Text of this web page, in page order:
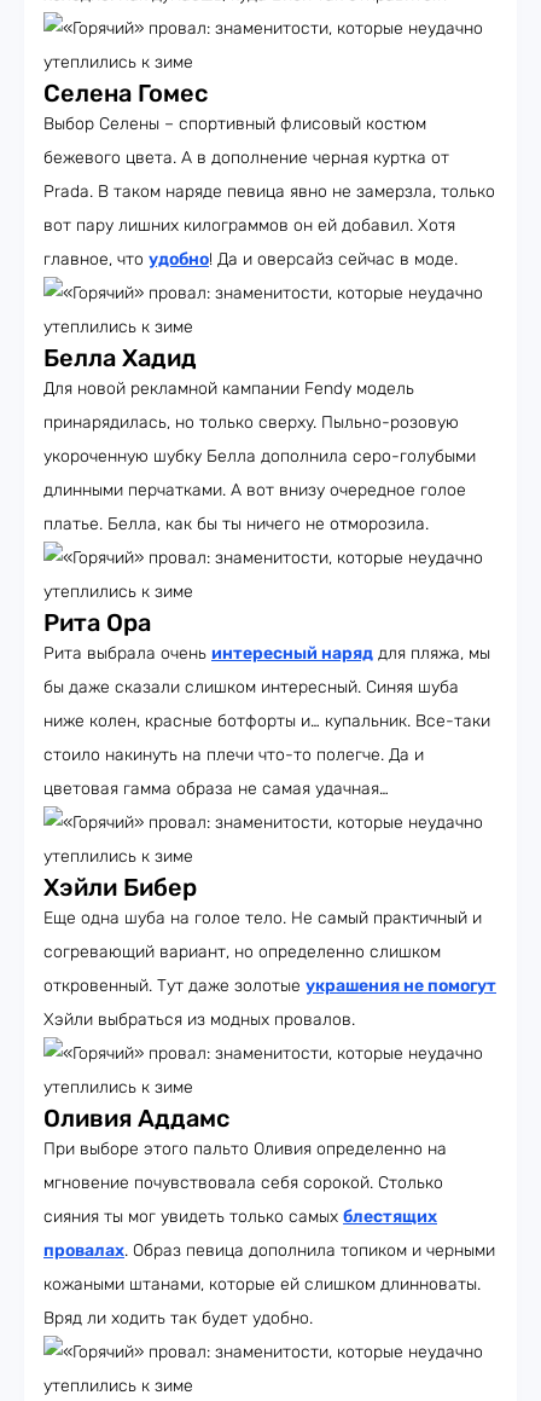
Селена Гомес
Выбор Селены – спортивный флисовый костюм
бежевого цвета. А в дополнение черная куртка от
Prada. В таком наряде певица явно не замерзла, только
вот пару лишних килограммов он ей добавил. Хотя
главное, что удобно! Да и оверсайз сейчас в моде.
Белла Хадид
Для новой рекламной кампании Fendy модель
принарядилась, но только сверху. Пыльно-розовую
укороченную шубку Белла дополнила серо-голубыми
длинными перчатками. А вот внизу очередное голое
платье. Белла, как бы ты ничего не отморозила.
Рита Ора
Рита выбрала очень интересный наряд для пляжа, мы
бы даже сказали слишком интересный. Синяя шуба
ниже колен, красные ботфорты и… купальник. Все-таки
стоило накинуть на плечи что-то полегче. Да и
цветовая гамма образа не самая удачная…
Хэйли Бибер
Еще одна шуба на голое тело. Не самый практичный и
согревающий вариант, но определенно слишком
откровенный. Тут даже золотые украшения не помогут
Хэйли выбраться из модных провалов.
Оливия Аддамс
При выборе этого пальто Оливия определенно на
мгновение почувствовала себя сорокой. Столько
сияния ты мог увидеть только самых блестящих
провалах. Образ певица дополнила топиком и черными
кожаными штанами, которые ей слишком длинноваты.
Вряд ли ходить так будет удобно.